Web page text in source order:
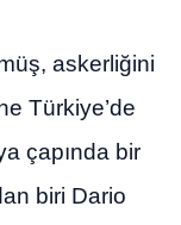
askerliğini
Türkiye’de
çapında bir
biri Dario